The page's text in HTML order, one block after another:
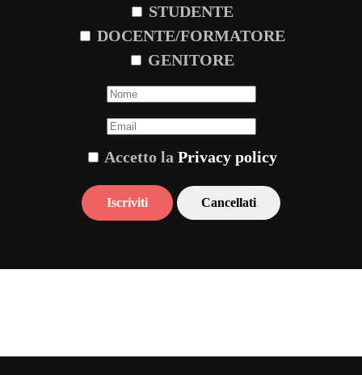
STUDENTE
DOCENTE/FORMATORE
GENITORE
Accetto la Privacy policy